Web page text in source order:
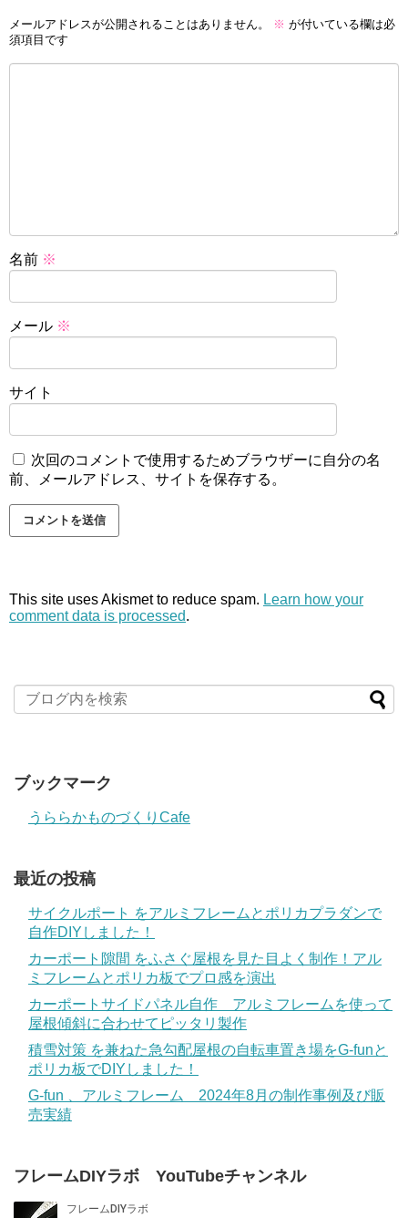
メールアドレスが公開されることはありません。 ※ が付いている欄は必
須項目です
名前 ※
メール ※
サイト
次回のコメントで使用するためブラウザーに自分の名
前、メールアドレス、サイトを保存する。
This site uses Akismet to reduce spam. Learn how your
comment data is processed.
ブックマーク
うららかものづくりCafe
最近の投稿
サイクルポート をアルミフレームとポリカプラダンで
自作DIYしました！
カーポート隙間 をふさぐ屋根を見た目よく制作！アル
ミフレームとポリカ板でプロ感を演出
カーポートサイドパネル自作 アルミフレームを使って
屋根傾斜に合わせてピッタリ製作
積雪対策 を兼ねた急勾配屋根の自転車置き場をG-funと
ポリカ板でDIYしました！
G-fun 、アルミフレーム 2024年8月の制作事例及び販
売実績
フレームDIYラボ YouTubeチャンネル